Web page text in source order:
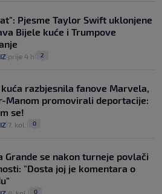
Pjesme Taylor Swift uklonjene
Bijele kuće i Trumpove
prije 4 h 2
razbjesnila fanove Marvela,
Manom promovirali deportacije:
se!
7. kol. 0
Grande se nakon turneje povlači
"Dosta joj je komentara o
0